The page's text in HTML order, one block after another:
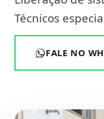
Técnicos
FALE NO